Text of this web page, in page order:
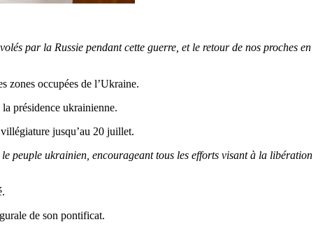
par la Russie pendant cette guerre, et le retour de nos proches en
zones occupées de l’Ukraine.
présidence ukrainienne.
jusqu’au 20 juillet.
peuple ukrainien, encourageant tous les efforts visant à la libération
de son pontificat.